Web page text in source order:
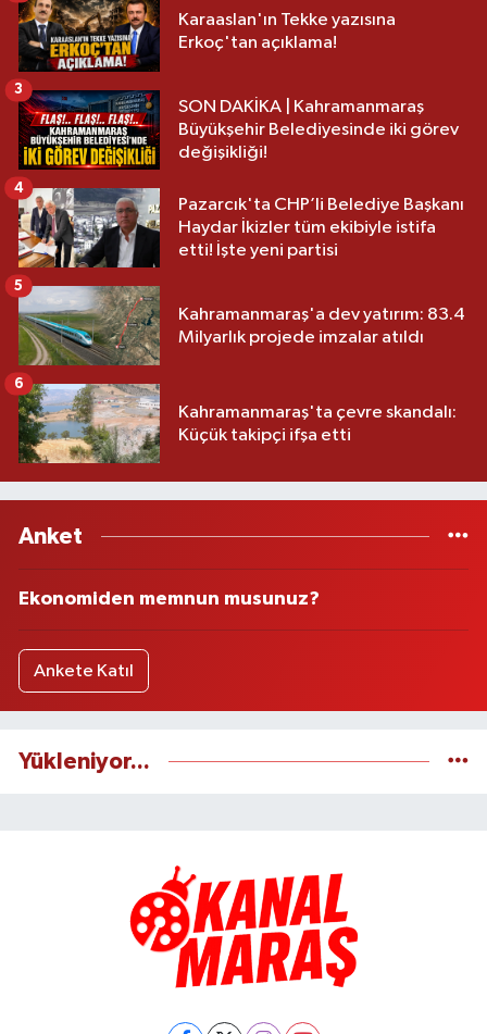
Karaaslan'ın Tekke yazısına
Erkoç'tan açıklama!
SON DAKİKA | Kahramanmaraş
Büyükşehir Belediyesinde iki görev
değişikliği!
3
Pazarcık'ta CHP’li Belediye Başkanı
Haydar İkizler tüm ekibiyle istifa
etti! İşte yeni partisi
4
Kahramanmaraş'a dev yatırım: 83.4
Milyarlık projede imzalar atıldı
5
Kahramanmaraş'ta çevre skandalı:
Küçük takipçi ifşa etti
6
Anket
Ekonomiden memnun musunuz?
Ankete Katıl
Yükleniyor...